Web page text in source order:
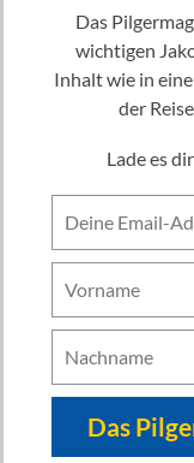
Das Pilgermagazin beschreibt auf 80 Seiten alle
wichtigen
Inhalt wie in
der
Lade es